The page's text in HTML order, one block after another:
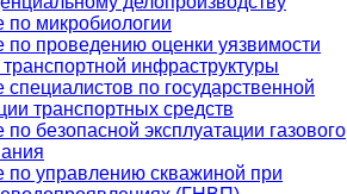
по микробиологии
по проведению оценки уязвимости
транспортной инфраструктуры
специалистов по государственной
транспортных средств
безопасной эксплуатации газового
по управлению скважиной при